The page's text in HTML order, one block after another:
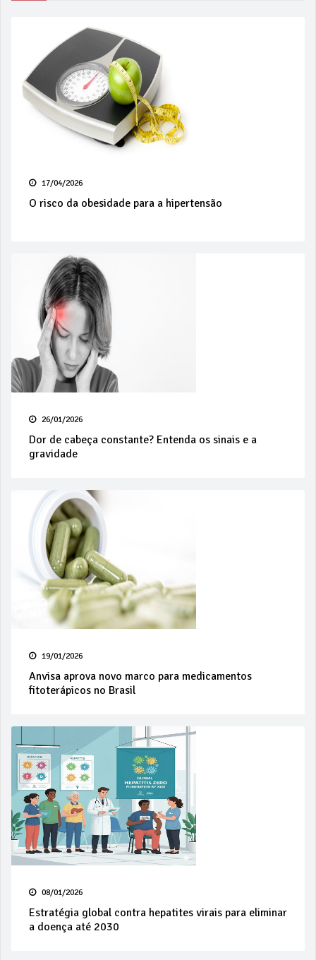
17/04/2026
O risco da obesidade para a hipertensão
26/01/2026
Dor de cabeça constante? Entenda os sinais e a
gravidade
19/01/2026
Anvisa aprova novo marco para medicamentos
fitoterápicos no Brasil
08/01/2026
Estratégia global contra hepatites virais para eliminar
a doença até 2030